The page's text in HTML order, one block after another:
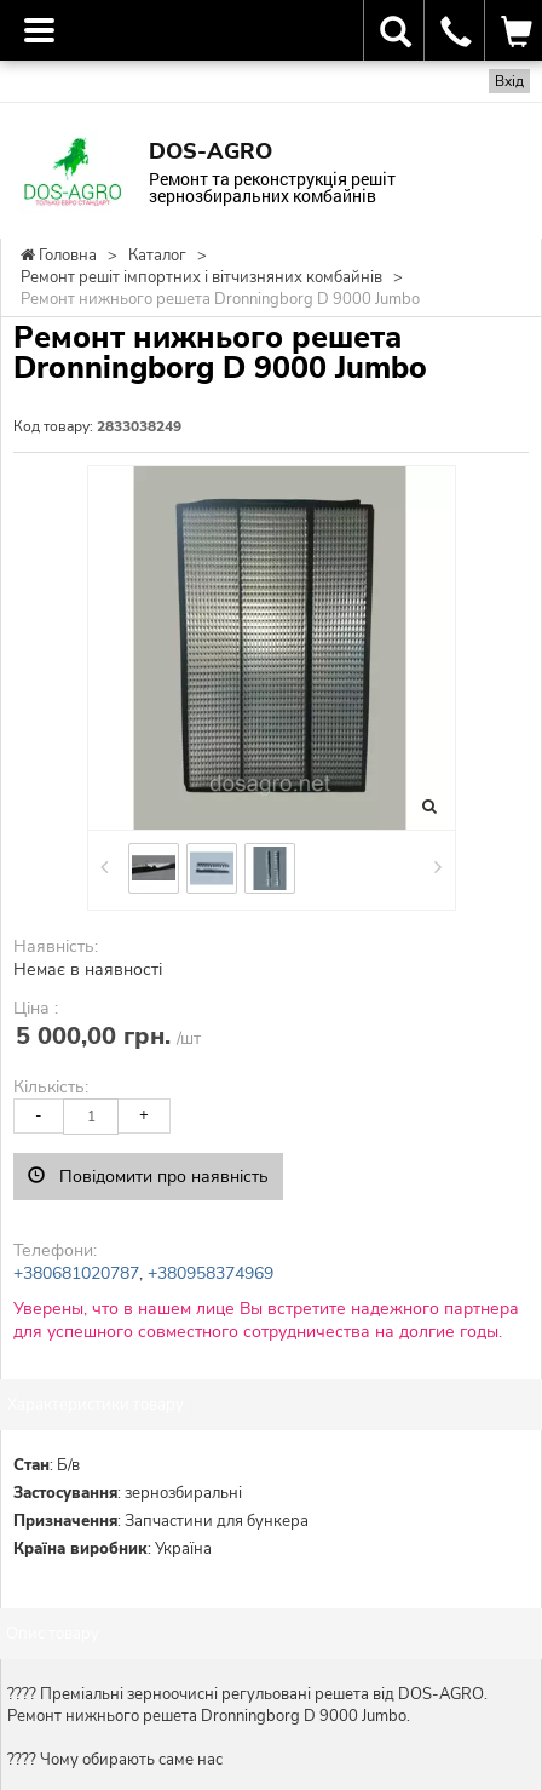
Вхід
DOS-AGRO
Ремонт та реконструкція решіт
зернозбиральних комбайнів
Головна > Каталог >
Ремонт решіт імпортних і вітчизняних комбайнів >
Ремонт нижнього решета Dronningborg D 9000 Jumbo
Ремонт нижнього решета
Dronningborg D 9000 Jumbo
Код товару: 2833038249
Наявність:
Немає в наявності
Ціна :
5 000,00 грн. /шт
Кількість:
- +
Повідомити про наявність
Телефони:
+380681020787, +380958374969
Уверены, что в нашем лице Вы встретите надежного партнера
для успешного совместного сотрудничества на долгие годы.
Стан: Б/в
Застосування:зернозбиральні
Призначення:Запчастини для бункера
Країна виробник:Україна
???? Преміальні зерноочисні регульовані решета від DOS-AGRO.
Ремонт нижнього решета Dronningborg D 9000 Jumbo.
???? Чому обирають саме нас